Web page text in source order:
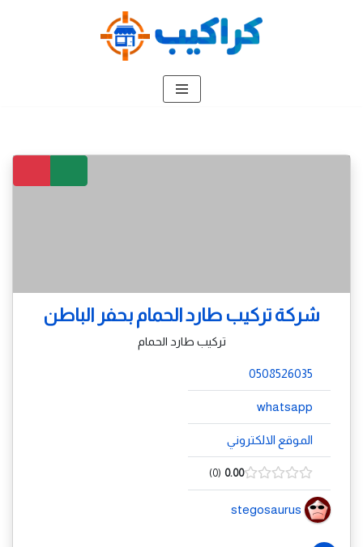
شركة تركيب طارد الحمام بحفر الباطن
تركيب طارد الحمام
0508526035
whatsapp
الموقع الالكتروني
0.00
0
stegosaurus